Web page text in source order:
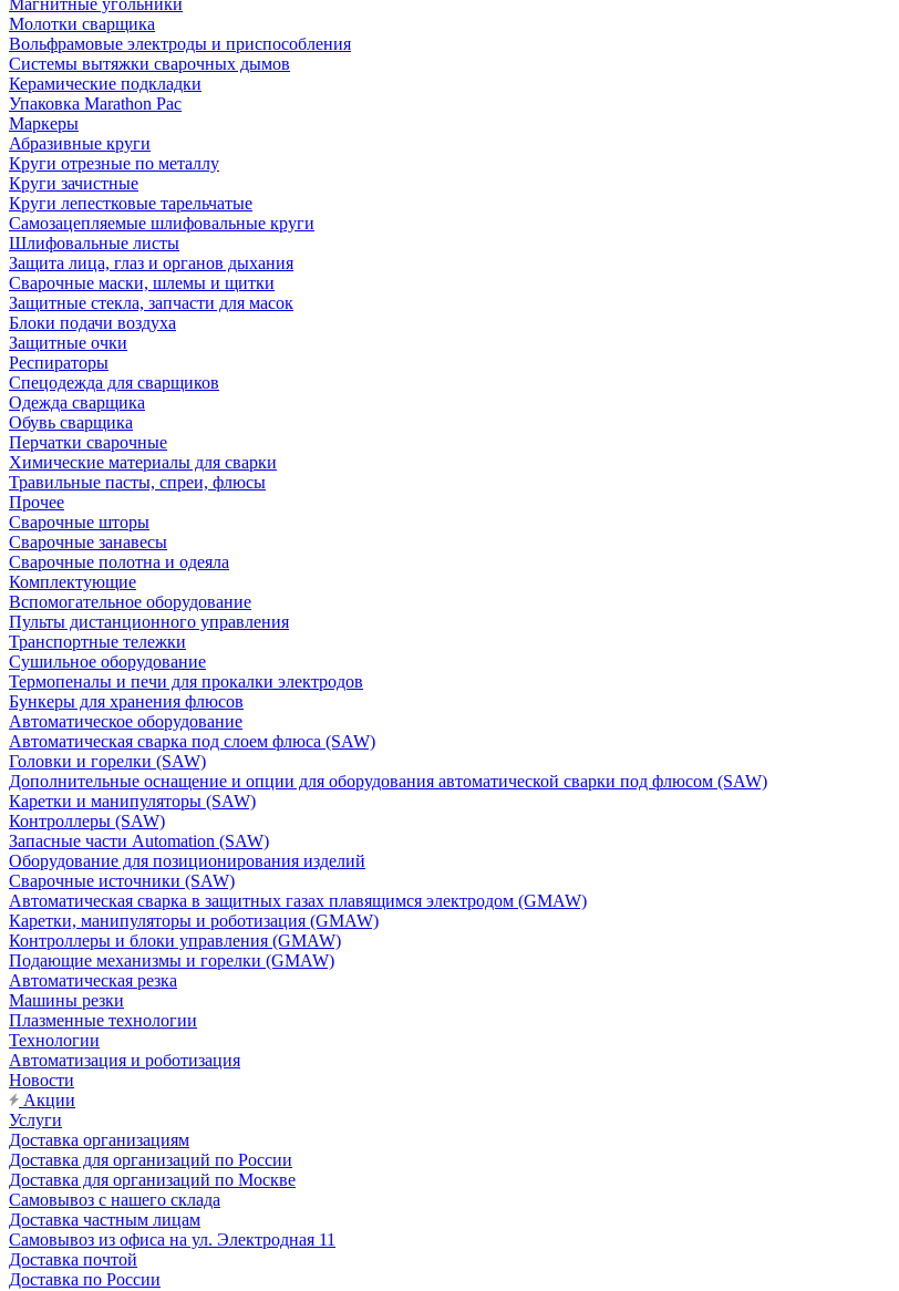
Магнитные угольники
Молотки сварщика
Вольфрамовые электроды и приспособления
Системы вытяжки сварочных дымов
Керамические подкладки
Упаковка Marathon Pac
Маркеры
Абразивные круги
Круги отрезные по металлу
Круги зачистные
Круги лепестковые тарельчатые
Самозацепляемые шлифовальные круги
Шлифовальные листы
Защита лица, глаз и органов дыхания
Сварочные маски, шлемы и щитки
Защитные стекла, запчасти для масок
Блоки подачи воздуха
Защитные очки
Респираторы
Спецодежда для сварщиков
Одежда сварщика
Обувь сварщика
Перчатки сварочные
Химические материалы для сварки
Травильные пасты, спреи, флюсы
Прочее
Сварочные шторы
Сварочные занавесы
Сварочные полотна и одеяла
Комплектующие
Вспомогательное оборудование
Пульты дистанционного управления
Транспортные тележки
Сушильное оборудование
Термопеналы и печи для прокалки электродов
Бункеры для хранения флюсов
Автоматическое оборудование
Автоматическая сварка под слоем флюса (SAW)
Головки и горелки (SAW)
Дополнительные оснащение и опции для оборудования автоматической сварки под флюсом (SAW)
Каретки и манипуляторы (SAW)
Контроллеры (SAW)
Запасные части Automation (SAW)
Оборудование для позиционирования изделий
Сварочные источники (SAW)
Автоматическая сварка в защитных газах плавящимся электродом (GMAW)
Каретки, манипуляторы и роботизация (GMAW)
Контроллеры и блоки управления (GMAW)
Подающие механизмы и горелки (GMAW)
Автоматическая резка
Машины резки
Плазменные технологии
Технологии
Автоматизация и роботизация
Новости
Акции
Услуги
Доставка организациям
Доставка для организаций по России
Доставка для организаций по Москве
Самовывоз с нашего склада
Доставка частным лицам
Самовывоз из офиса на ул. Электродная 11
Доставка почтой
Доставка по России